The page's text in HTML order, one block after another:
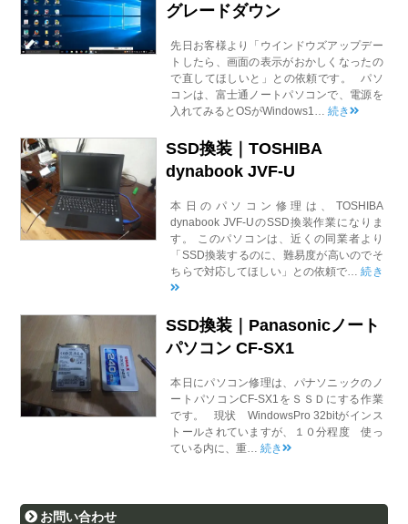
グレードダウン
先日お客様より「ウインドウズアップデー
トしたら、画面の表示がおかしくなったの
で直してほしいと」との依頼です。 パソ
コンは、富士通ノートパソコンで、電源を
入れてみるとOSがWindows1…続き
SSD換装｜TOSHIBA
dynabook JVF-U
本日のパソコン修理は、TOSHIBA
dynabook JVF-UのSSD換装作業になりま
す。 このパソコンは、近くの同業者より
「SSD換装するのに、難易度が高いのでそ
ちらで対応してほしい」との依頼で…続き
SSD換装｜Panasonicノート
パソコン CF-SX1
本日にパソコン修理は、パナソニックのノ
ートパソコンCF-SX1をＳＳＤにする作業
です。 現状 WindowsPro 32bitがインス
トールされていますが、１０分程度 使っ
ている内に、重…続き
お問い合わせ